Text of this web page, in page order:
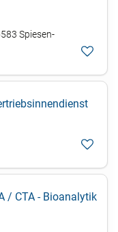
Spiesen-
/ CTA - Bioanalytik